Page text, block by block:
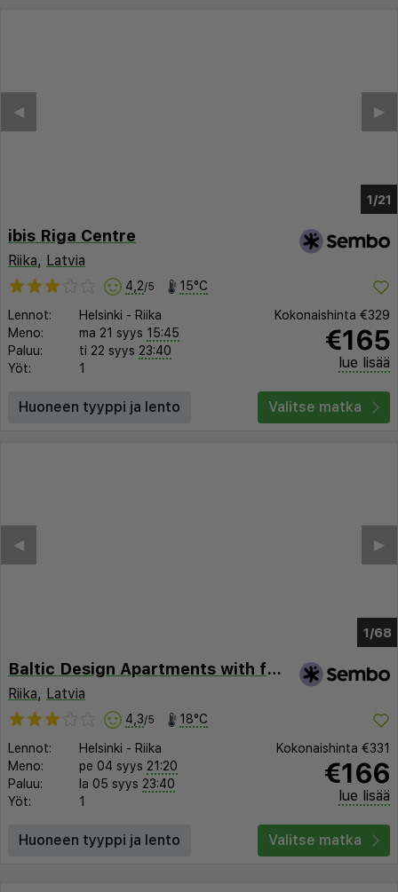
1/15
▶︎
◀︎
ibis Riga Centre
Riika, Latvia
4,2/5 15°C
Lennot: Helsinki - Riika
Meno:
ma 21 syys 15:45
Paluu:
ti 22 syys 23:40
Yöt:
1
Kokonaishinta €329
€165
lue lisää
Huoneen tyyppi ja lento Valitse matka
1/63
▶︎
◀︎
Baltic Design Apartments with free parking and self check-in
Riika, Latvia
4,3/5 18°C
Lennot: Helsinki - Riika
Meno:
pe 04 syys 21:20
Paluu:
la 05 syys 23:40
Yöt:
1
Kokonaishinta €331
€166
lue lisää
Huoneen tyyppi ja lento Valitse matka